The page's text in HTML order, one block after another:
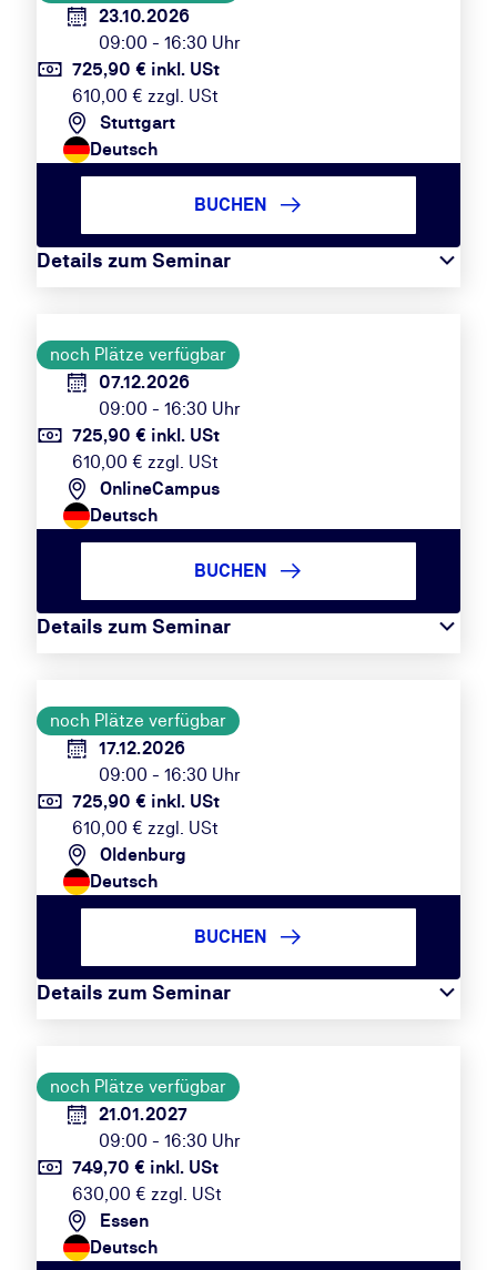
23.10.2026
09:00 - 16:30 Uhr
725,90 € inkl. USt
610,00 € zzgl. USt
Stuttgart
Deutsch
Details zum Seminar
BUCHEN
noch Plätze verfügbar
07.12.2026
09:00 - 16:30 Uhr
725,90 € inkl. USt
610,00 € zzgl. USt
OnlineCampus
Deutsch
Details zum Seminar
BUCHEN
noch Plätze verfügbar
17.12.2026
09:00 - 16:30 Uhr
725,90 € inkl. USt
610,00 € zzgl. USt
Oldenburg
Deutsch
Details zum Seminar
BUCHEN
noch Plätze verfügbar
21.01.2027
09:00 - 16:30 Uhr
749,70 € inkl. USt
630,00 € zzgl. USt
Essen
Deutsch